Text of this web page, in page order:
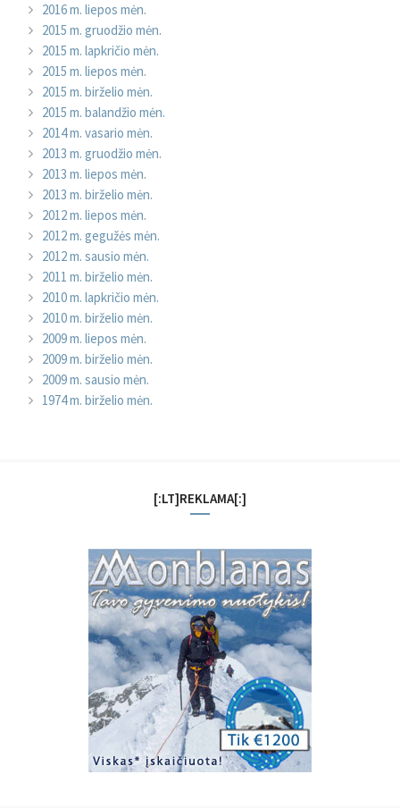
2016 m. liepos mėn.
2015 m. gruodžio mėn.
2015 m. lapkričio mėn.
2015 m. liepos mėn.
2015 m. birželio mėn.
2015 m. balandžio mėn.
2014 m. vasario mėn.
2013 m. gruodžio mėn.
2013 m. liepos mėn.
2013 m. birželio mėn.
2012 m. liepos mėn.
2012 m. gegužės mėn.
2012 m. sausio mėn.
2011 m. birželio mėn.
2010 m. lapkričio mėn.
2010 m. birželio mėn.
2009 m. liepos mėn.
2009 m. birželio mėn.
2009 m. sausio mėn.
1974 m. birželio mėn.
[:LT]REKLAMA[:]